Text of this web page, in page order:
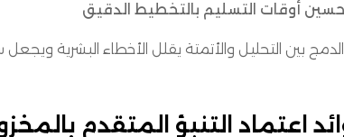
أوقات التسليم بالتخطيط الدقيق
بين التحليل والأتمتة يقلل الأخطاء البشرية ويجعل
اعتماد التنبؤ المتقدم